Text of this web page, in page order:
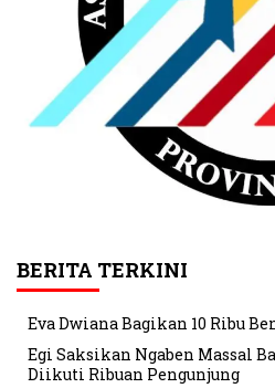
BERITA TERKINI
Eva Dwiana Bagikan 10 Ribu
Egi Saksikan Ngaben Massal
Diikuti Ribuan Pengunjung